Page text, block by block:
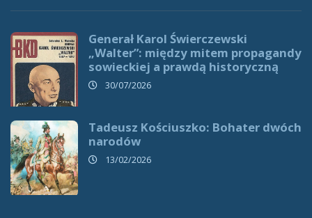
Generał Karol Świerczewski
„Walter”: między mitem propagandy
sowieckiej a prawdą historyczną
30/07/2026
Tadeusz Kościuszko: Bohater dwóch
narodów
13/02/2026